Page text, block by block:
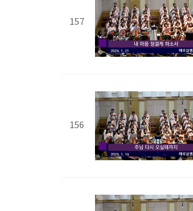
157
156